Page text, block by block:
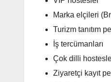
Marka elçileri
Turizm tanıtım
İş tercümanları
Çok dilli
Ziyaretçi kayıt